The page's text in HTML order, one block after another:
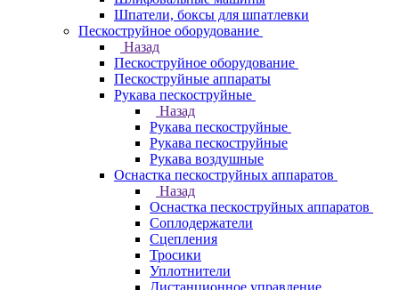
Шпатели, боксы для шпатлевки
Пескоструйное оборудование
Назад
Пескоструйное оборудование
Пескоструйные аппараты
Рукава пескоструйные
Назад
Рукава пескоструйные
Рукава пескоструйные
Рукава воздушные
Оснастка пескоструйных аппаратов
Назад
Оснастка пескоструйных аппаратов
Соплодержатели
Сцепления
Тросики
Уплотнители
Дистанционное управление